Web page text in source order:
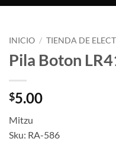
INICIO / TIENDA DE
Pila Boton
$5.00
Mitzu
Sku: RA-586